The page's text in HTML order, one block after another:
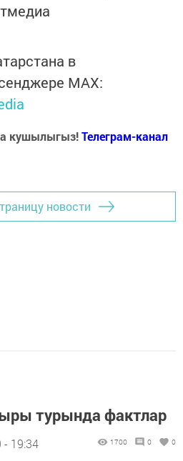
в
MАХ:
кушылыгыз!Телеграм-канал
новости
турында фактлар
- 19:34 1700 0 0